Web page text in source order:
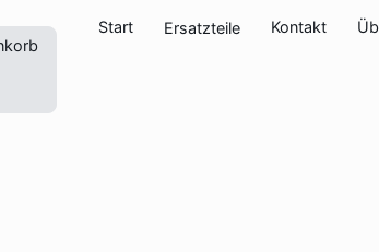
Start Ersatzteile Kontakt